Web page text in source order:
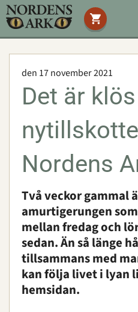
Om oss |
den 17 november 2021
Det är
Nordens
Två veckor gammal
amurtigerungen
mellan fredag och
sedan. Än så länge
tillsammans med
kan följa livet i lyan
hemsidan.